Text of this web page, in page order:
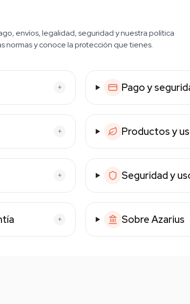
envíos, legalidad, seguridad y nuestra política
y conoce la protección que tienes.
+ Pago y
+ Productos y
+ Seguridad y
+ Sobre Azarius